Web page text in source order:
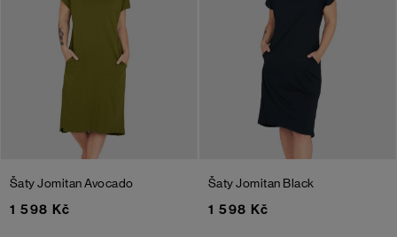
Šaty JomitanAvocado
1 598 Kč
Šaty Jomitan Black
1 598 Kč